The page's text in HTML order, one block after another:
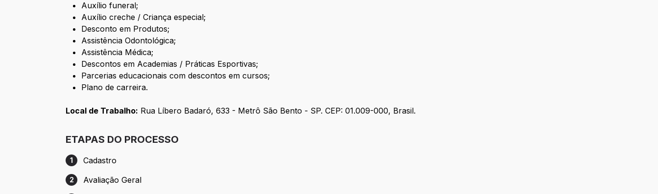
Auxílio funeral;
Auxílio creche / Criança especial;
Desconto em Produtos;
Assistência Odontológica;
Assistência Médica;
Descontos em Academias / Práticas Esportivas;
Parcerias educacionais com descontos em cursos;
Plano de carreira.
Local de Trabalho: Rua Líbero Badaró, 633 - Metrô São Bento - SP. CEP: 01.009-000, Brasil.
ETAPAS DO PROCESSO
Etapa 1: Cadastro
1 Cadastro
Etapa 2: Avaliação Geral
2 Avaliação Geral